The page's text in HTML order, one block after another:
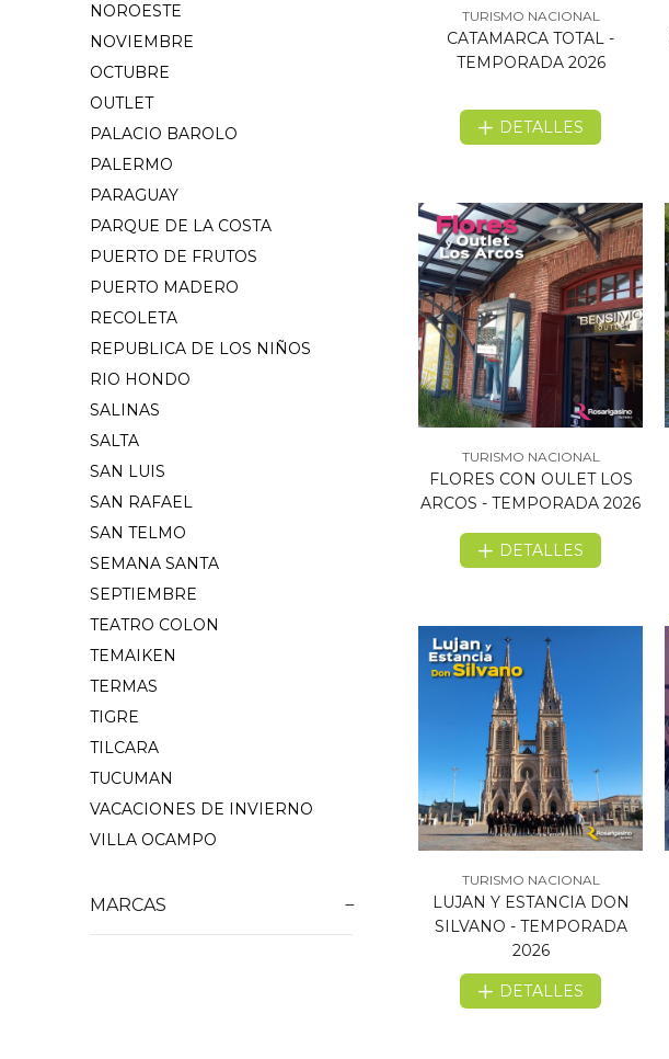
NOROESTE
NOVIEMBRE
OCTUBRE
OUTLET
PALACIO BAROLO
PALERMO
PARAGUAY
PARQUE DE LA COSTA
PUERTO DE FRUTOS
PUERTO MADERO
RECOLETA
REPUBLICA DE LOS NIÑOS
RIO HONDO
SALINAS
SALTA
SAN LUIS
SAN RAFAEL
SAN TELMO
SEMANA SANTA
SEPTIEMBRE
TEATRO COLON
TEMAIKEN
TERMAS
TIGRE
TILCARA
TUCUMAN
VACACIONES DE INVIERNO
VILLA OCAMPO
MARCAS
TURISMO NACIONAL
CATAMARCA TOTAL -
TEMPORADA 2026
DETALLES
TURISMO NACIONAL
FLORES CON OULET LOS
ARCOS - TEMPORADA 2026
DETALLES
TURISMO NACIONAL
LUJAN Y ESTANCIA DON
SILVANO - TEMPORADA
2026
DETALLES